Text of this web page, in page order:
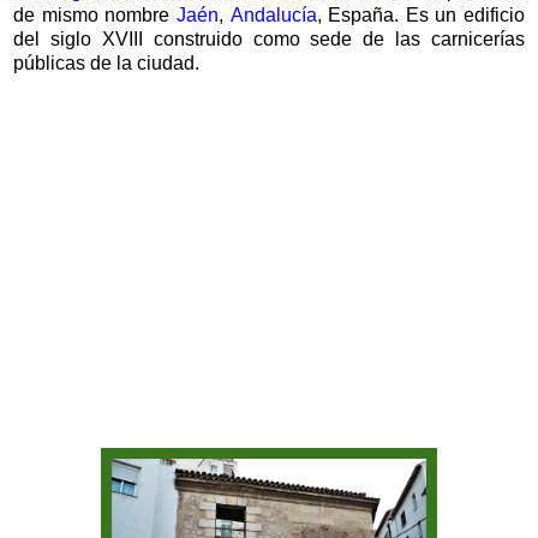
de mismo nombre Jaén, Andalucía, España. Es un edificio
del siglo XVIII construido como sede de las carnicerías
públicas de la ciudad.